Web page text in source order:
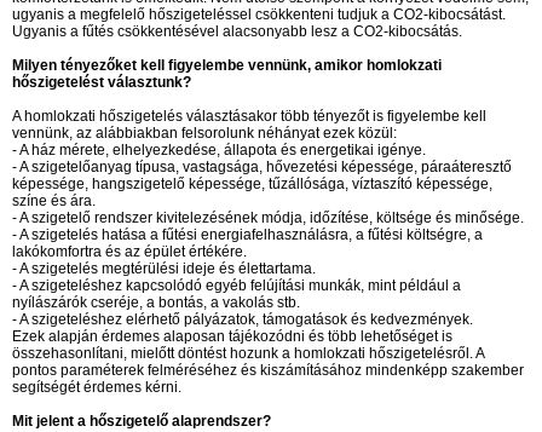
ugyanis a megfelelő hőszigeteléssel csökkenteni tudjuk a CO2-kibocsátást.
Ugyanis a fűtés csökkentésével alacsonyabb lesz a CO2-kibocsátás.
Milyen tényezőket kell figyelembe vennünk, amikor homlokzati
hőszigetelést választunk?
A homlokzati hőszigetelés választásakor több tényezőt is figyelembe kell
vennünk, az alábbiakban felsorolunk néhányat ezek közül:
- A ház mérete, elhelyezkedése, állapota és energetikai igénye.
- A szigetelőanyag típusa, vastagsága, hővezetési képessége, páraáteresztő
képessége, hangszigetelő képessége, tűzállósága, víztaszító képessége,
színe és ára.
- A szigetelő rendszer kivitelezésének módja, időzítése, költsége és minősége.
- A szigetelés hatása a fűtési energiafelhasználásra, a fűtési költségre, a
lakókomfortra és az épület értékére.
- A szigetelés megtérülési ideje és élettartama.
- A szigeteléshez kapcsolódó egyéb felújítási munkák, mint például a
nyílászárók cseréje, a bontás, a vakolás stb.
- A szigeteléshez elérhető pályázatok, támogatások és kedvezmények.
Ezek alapján érdemes alaposan tájékozódni és több lehetőséget is
összehasonlítani, mielőtt döntést hozunk a homlokzati hőszigetelésről. A
pontos paraméterek felméréséhez és kiszámításához mindenképp szakember
segítségét érdemes kérni.
Mit jelent a hőszigetelő alaprendszer?